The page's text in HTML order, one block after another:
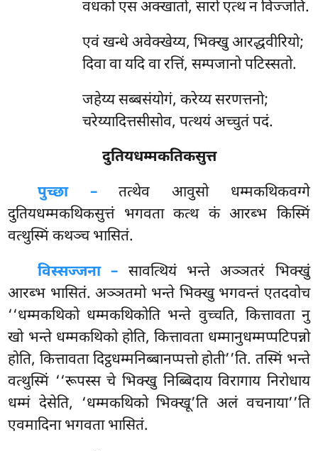
वधको एस अक्खातो, सारो एत्थ न विज्जति.
एवं खन्धे अवेक्खेय्य, भिक्खु आरद्धवीरियो;
दिवा वा यदि वा रत्तिं, सम्पजानो पटिस्सतो.
जहेय्य सब्बसंयोगं, करेय्य सरणत्तनो;
चरेय्यादित्तसीसोव, पत्थयं अच्चुतं पदं.
दुतियधम्मकतिकसुत्त
पुच्छा –तत्थेव आवुसो धम्मकथिकवग्गे
दुतियधम्मकथिकसुत्तं भगवता कत्थ कं आरब्भ किस्मिं
वत्थुस्मिं कथञ्च भासितं.
विस्सज्जना – सावत्थियं भन्ते अञ्ञतरं भिक्खुं
आरब्भ भासितं. अञ्ञतमो भन्ते भिक्खु भगवन्तं एतदवोच
‘‘धम्मकथिको धम्मकथिकोति भन्ते वुच्चति, कित्तावता नु
खो भन्ते धम्मकथिको होति, कित्तावता धम्मानुधम्मप्पटिपन्नो
होति, कित्तावता दिट्ठधम्मनिब्बानप्पत्तो होती’’ति. तस्मिं भन्ते
वत्थुस्मिं ‘‘रूपस्स चे भिक्खु निब्बिदाय विरागाय निरोधाय
धम्मं देसेति, ‘धम्मकथिको भिक्खू’ति अलं वचनाया’’ति
एवमादिना भगवता भासितं.